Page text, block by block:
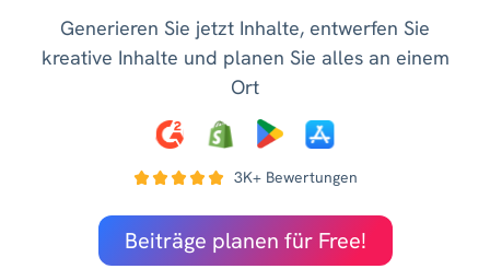
Generieren Sie jetzt Inhalte, entwerfen Sie
kreative Inhalte und planen Sie alles an einem
Ort
3K+ Bewertungen
Beiträge planen für Free!